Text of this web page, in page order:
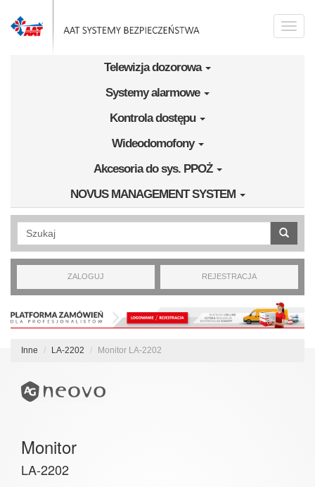
Toggle
Telewizja dozorowa
Systemy alarmowe
Kontrola dostępu
Wideodomofony
Akcesoria do sys. PPOŻ
NOVUS MANAGEMENT SYSTEM
Wyszukiwanie pełnotekstowe
ZALOGUJ REJESTRACJA
Inne LA-2202 Monitor LA-2202
Monitor
LA-2202